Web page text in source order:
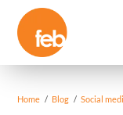
content
Home / Blog / Social